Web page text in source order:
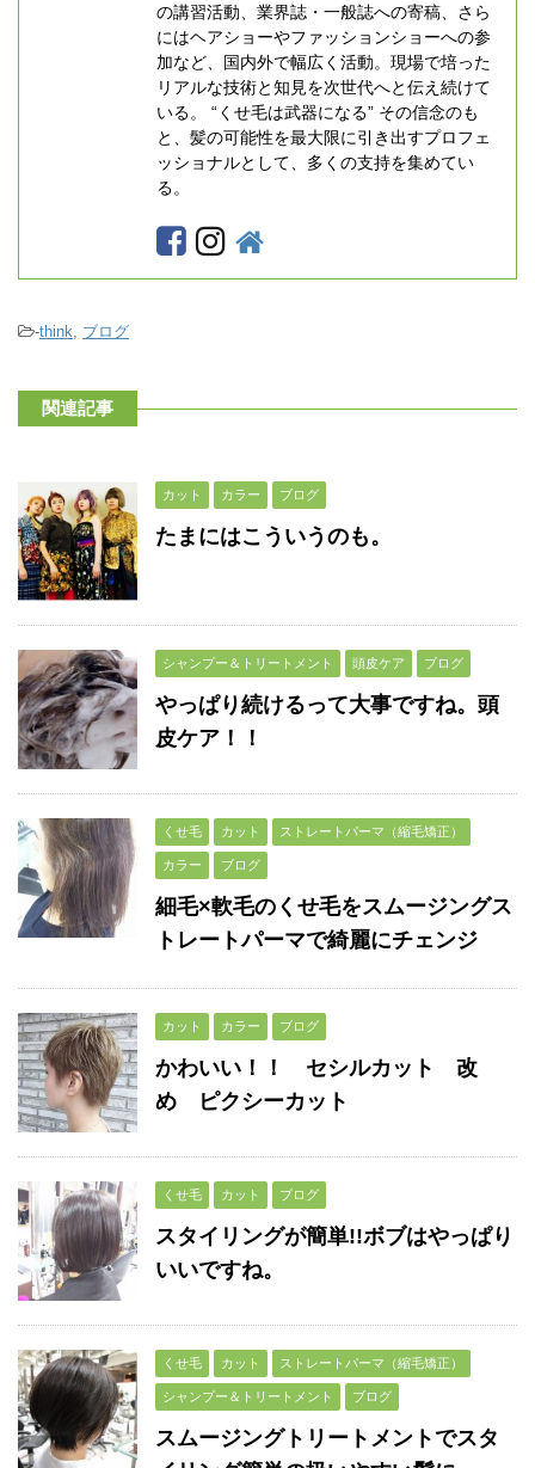
の講習活動、業界誌・一般誌への寄稿、さら
にはヘアショーやファッションショーへの参
加など、国内外で幅広く活動。現場で培った
リアルな技術と知見を次世代へと伝え続けて
いる。 “くせ毛は武器になる” その信念のも
と、髪の可能性を最大限に引き出すプロフェ
ッショナルとして、多くの支持を集めてい
る。
-think ブログ
関連記事
カット カラー ブログ
たまにはこういうのも。
シャンプー＆トリートメント 頭皮ケア ブログ
やっぱり続けるって大事ですね。頭
皮ケア！！
くせ毛 カット ストレートパーマ（縮毛矯正）
カラー ブログ
細毛×軟毛のくせ毛をスムージングス
トレートパーマで綺麗にチェンジ
カット カラー ブログ
かわいい！！ セシルカット 改
め ピクシーカット
くせ毛 カット ブログ
スタイリングが簡単!!ボブはやっぱり
いいですね。
くせ毛 カット ストレートパーマ（縮毛矯正）
シャンプー＆トリートメント ブログ
スムージングトリートメントでスタ